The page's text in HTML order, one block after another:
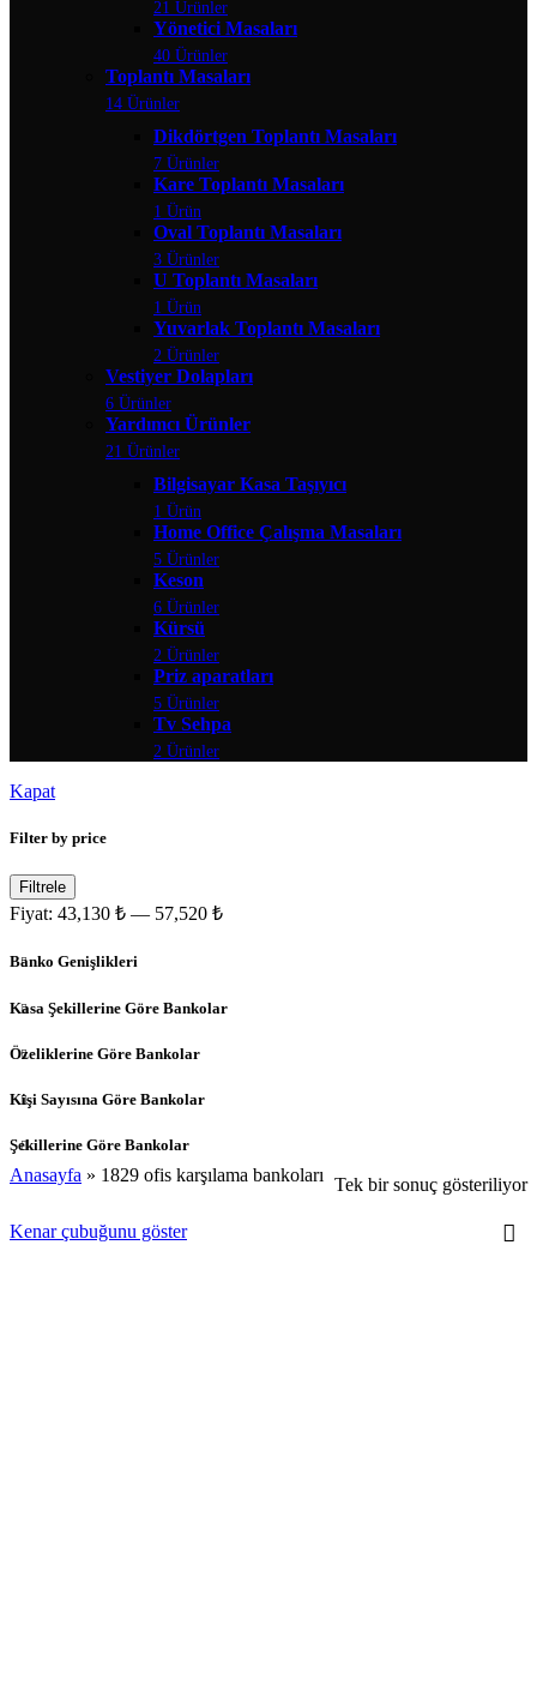
21 Ürünler
Yönetici Masaları
40 Ürünler
Toplantı Masaları
14 Ürünler
Dikdörtgen Toplantı Masaları
7 Ürünler
Kare Toplantı Masaları
1 Ürün
Oval Toplantı Masaları
3 Ürünler
U Toplantı Masaları
1 Ürün
Yuvarlak Toplantı Masaları
2 Ürünler
Vestiyer Dolapları
6 Ürünler
Yardımcı Ürünler
21 Ürünler
Bilgisayar Kasa Taşıyıcı
1 Ürün
Home Office Çalışma Masaları
5 Ürünler
Keson
6 Ürünler
Kürsü
2 Ürünler
Priz aparatları
5 Ürünler
Tv Sehpa
2 Ürünler
Kapat
Filter by price
Filtrele
Fiyat: 43,130 ₺ — 57,520 ₺
Banko Genişlikleri
Kasa Şekillerine Göre Bankolar
Özeliklerine Göre Bankolar
Kişi Sayısına Göre Bankolar
Şekillerine Göre Bankolar
Anasayfa » 1829 ofis karşılama bankoları Tek bir sonuç gösteriliyor
Kenar çubuğunu göster